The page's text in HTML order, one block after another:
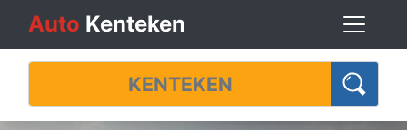
Auto Kenteken